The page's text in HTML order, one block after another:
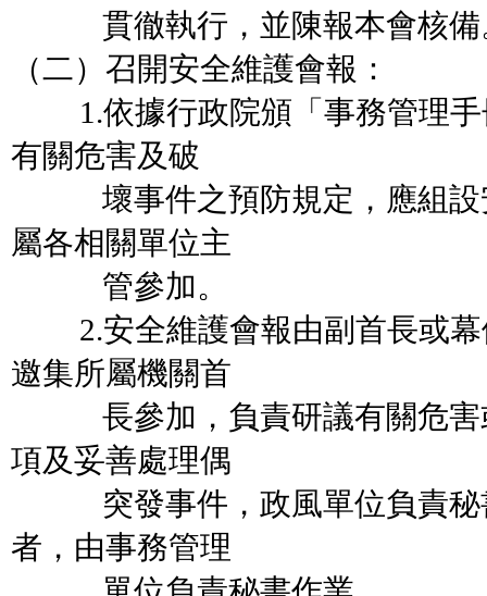
貫徹執行，並陳報本會核備
（二）召開安全維護會報：
1.依據行政院頒「事務管理手
有關危害及破
壞事件之預防規定，應組設
屬各相關單位主
管參加。
2.安全維護會報由副首長或幕
邀集所屬機關首
長參加，負責研議有關危害
項及妥善處理偶
突發事件，政風單位負責秘
者，由事務管理